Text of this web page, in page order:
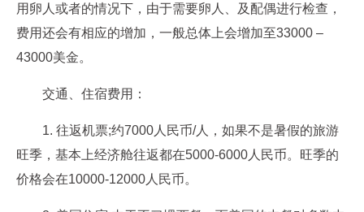
用卵人或者的情况下，由于需要卵人、及配偶进行检查，
费用还会有相应的增加，一般总体上会增加至33000 –
43000美金。
交通、住宿费用：
1. 往返机票;约7000人民币/人，如果不是暑假的旅游
旺季，基本上经济舱往返都在5000-6000人民币。旺季的
价格会在10000-12000人民币。